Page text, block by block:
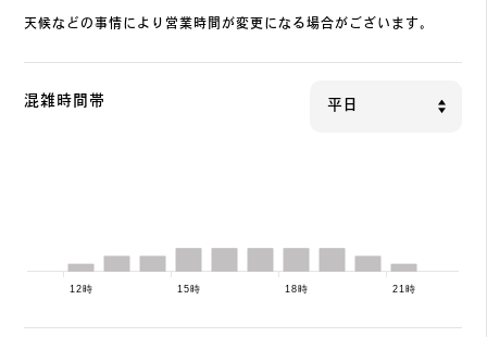
天候などの事情により営業時間が変更になる場合がございます。
混雑時間帯